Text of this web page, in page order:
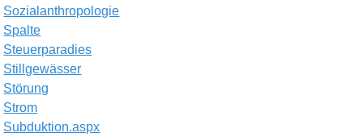
Sozialanthropologie
Spalte
Steuerparadies
Stillgewässer
Störung
Strom
Subduktion.aspx